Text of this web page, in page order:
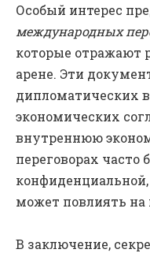
Особый интерес
международных
которые отражают
арене. Эти
дипломатических
экономических
внутреннюю
переговорах часто
может повлиять
В заключение,